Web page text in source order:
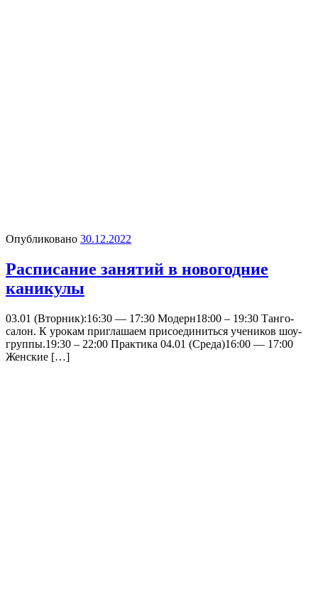
Опубликовано 30.12.2022
Расписание занятий в новогодние
каникулы
03.01 (Вторник):16:30 — 17:30 Модерн18:00 – 19:30 Танго-
салон. К урокам приглашаем присоединиться учеников шоу-
группы.19:30 – 22:00 Практика 04.01 (Среда)16:00 — 17:00
Женские […]